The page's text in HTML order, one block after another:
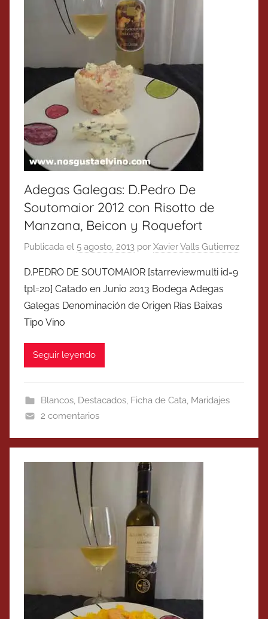
Adegas Galegas: D.Pedro De
Soutomaior 2012 con Risotto de
Manzana, Beicon y Roquefort
Publicada el 5 agosto, 2013 por Xavier Valls Gutierrez
D.PEDRO DE SOUTOMAIOR [starreviewmulti id=9
tpl=20] Catado en Junio 2013 Bodega Adegas
Galegas Denominación de Origen Rías Baixas
Tipo Vino
Seguir leyendo
Blancos, Destacados, Ficha de Cata Maridajes
2 comentarios